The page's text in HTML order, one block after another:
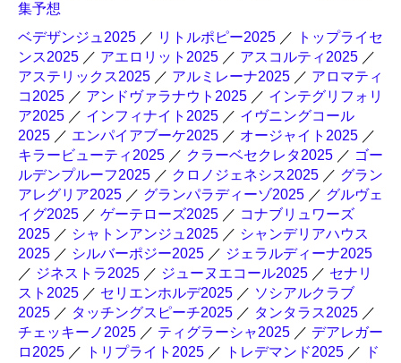
集予想
ベデザンジュ2025 ／ リトルポピー2025 ／
トップライセ
ンス2025 ／ アエロリット2025 ／ アスコルティ2025 ／
アステリックス2025 ／ アルミレーナ2025 ／ アロマティ
コ2025 ／ アンドヴァラナウト2025 ／ インテグリフォリ
ア2025 ／ インフィナイト2025 ／ イヴニングコール
2025 ／ エンパイアブーケ2025 ／ オージャイト2025 ／
キラービューティ2025 ／ クラーベセクレタ2025 ／ ゴー
ルデンプルーフ2025 ／ クロノジェネシス2025 ／ グラン
アレグリア2025 ／ グランパラディーゾ2025 ／ グルヴェ
イグ2025 ／ ゲーテローズ2025 ／ コナブリュワーズ
2025 ／ シャトンアンジュ2025 ／ シャンデリアハウス
2025 ／ シルバーポジー2025 ／ ジェラルディーナ2025
／ ジネストラ2025 ／ ジューヌエコール2025 ／ セナリ
スト2025 ／ セリエンホルデ2025 ／ ソシアルクラブ
2025 ／ タッチングスピーチ2025 ／ タンタラス2025 ／
チェッキーノ2025 ／ ティグラーシャ2025 ／ デアレガー
ロ2025 ／ トリプライト2025 ／ トレデマンド2025 ／
ド